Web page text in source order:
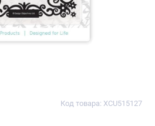
Код товара: XCU515127